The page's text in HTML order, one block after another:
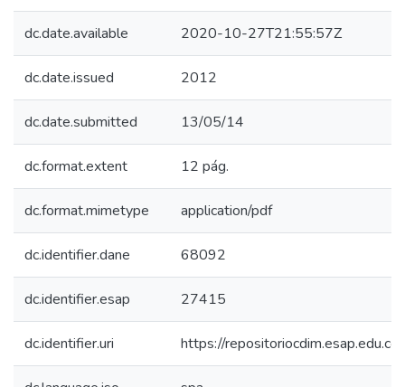
dc.date.available 2020-10-27T21:55:57Z
dc.date.issued 2012
dc.date.submitted 13/05/14
dc.format.extent 12 pág.
dc.format.mimetype application/pdf
dc.identifier.dane 68092
dc.identifier.esap 27415
dc.identifier.uri https://